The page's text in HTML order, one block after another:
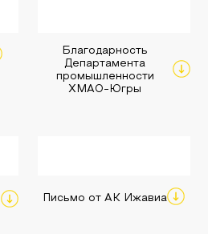
Благодарность
Департамента
промышленности
ХМАО-Югры
Письмо от АК Ижавиа